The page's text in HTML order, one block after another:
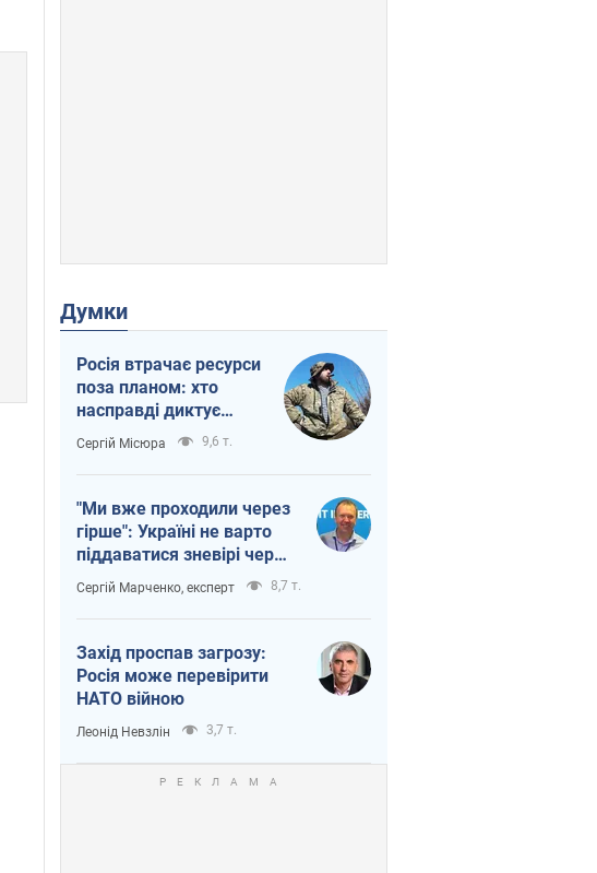
Думки
Росія втрачає ресурси
поза планом: хто
насправді диктує
темп війни
Сергій Місюра 9,6 т.
"Ми вже проходили через
гірше": Україні не варто
піддаватися зневірі через
ракетний терор
Сергій Марченко, експерт 8,7 т.
Захід проспав загрозу:
Росія може перевірити
НАТО війною
Леонід Невзлін 3,7 т.